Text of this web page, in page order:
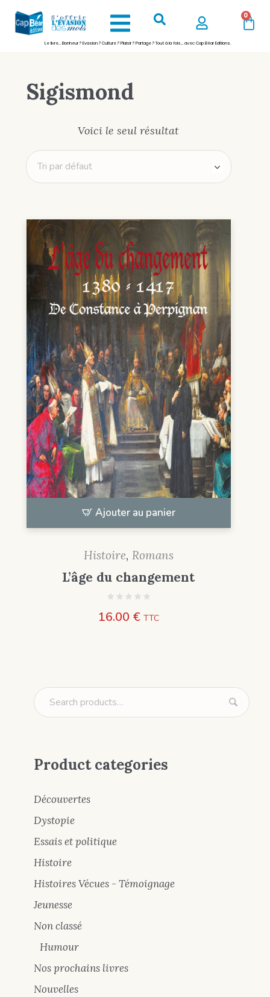
0
Le livre… Bonheur ? Evasion ? Culture ? Plaisir ? Partage ? Tout à la fois… avec Cap Béar Editions.
Sigismond
Voici le seul résultat
Ajouter au panier
Histoire, Romans
L’âge du changement
16.00 € TTC
Product categories
Découvertes
Dystopie
Essais et politique
Histoire
Histoires Vécues - Témoignage
Jeunesse
Non classé
Humour
Nos prochains livres
Nouvelles